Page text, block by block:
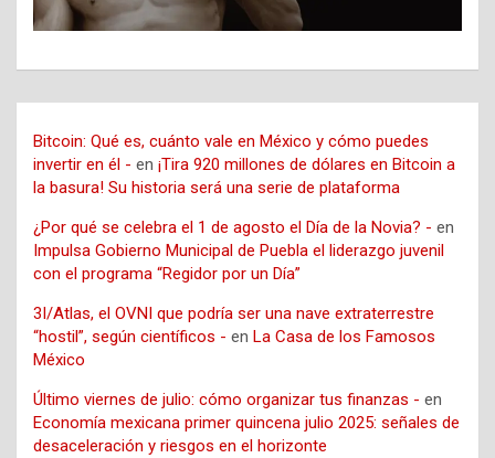
Bitcoin: Qué es, cuánto vale en México y cómo puedes
invertir en él - en ¡Tira 920 millones de dólares en Bitcoin a
la basura! Su historia será una serie de plataforma
¿Por qué se celebra el 1 de agosto el Día de la Novia? - en
Impulsa Gobierno Municipal de Puebla el liderazgo juvenil
con el programa “Regidor por un Día”
3I/Atlas, el OVNI que podría ser una nave extraterrestre
“hostil”, según científicos - en La Casa de los Famosos
México
Último viernes de julio: cómo organizar tus finanzas - en
Economía mexicana primer quincena julio 2025: señales de
desaceleración y riesgos en el horizonte